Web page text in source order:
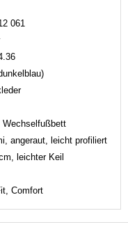
061
Wechselfußbett
angeraut, leicht profiliert
leichter Keil
Comfort